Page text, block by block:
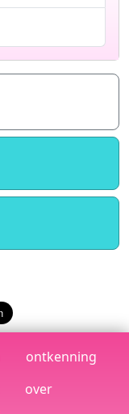
ontkenning
over